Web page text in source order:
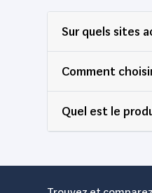
Corsair 70
DEG 89
Sur quels sites
Comment
Quel est le